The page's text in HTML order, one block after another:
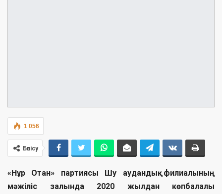
1 056
Бөлісу
«Нұр Отан» партиясы Шу аудандық филиалының
мәжіліс залында 2020 жылдан көпбалалы